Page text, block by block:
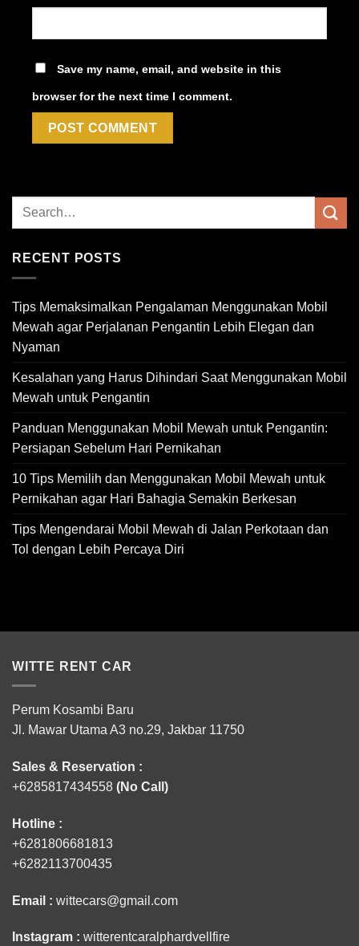
Save my name, email, and website in this
browser for the next time I comment.
RECENT POSTS
Tips Memaksimalkan Pengalaman Menggunakan Mobil
Mewah agar Perjalanan Pengantin Lebih Elegan dan
Nyaman
Kesalahan yang Harus Dihindari Saat Menggunakan Mobil
Mewah untuk Pengantin
Panduan Menggunakan Mobil Mewah untuk Pengantin:
Persiapan Sebelum Hari Pernikahan
10 Tips Memilih dan Menggunakan Mobil Mewah untuk
Pernikahan agar Hari Bahagia Semakin Berkesan
Tips Mengendarai Mobil Mewah di Jalan Perkotaan dan
Tol dengan Lebih Percaya Diri
WITTE RENT CAR
Perum Kosambi Baru
Jl. Mawar Utama A3 no.29, Jakbar 11750
Sales & Reservation :
+6285817434558 (No Call)
Hotline :
+6281806681813
+6282113700435
Email : wittecars@gmail.com
Instagram : witterentcaralphardvellfire